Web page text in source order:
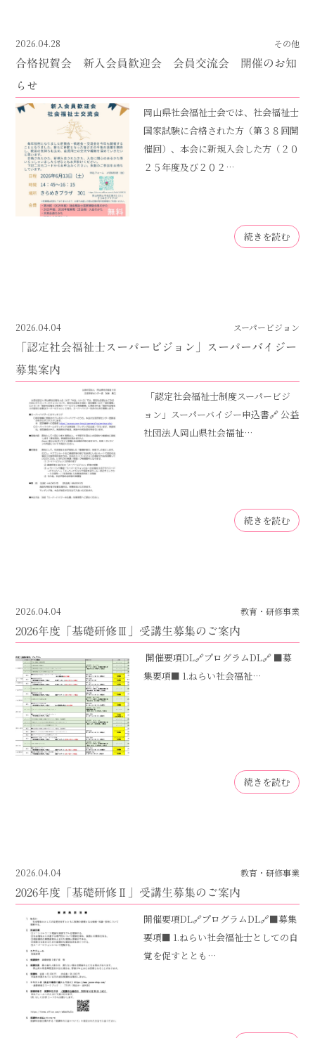
2026.04.28 その他
合格祝賀会 新入会員歓迎会 会員交流会 開催のお知
らせ
岡山県社会福祉士会では、社会福祉士
国家試験に合格された方（第３８回開
催回）、本会に新規入会した方（２０
２５年度及び２０２…
続きを読む
2026.04.04 スーパービジョン
「認定社会福祉士スーパービジョン」スーパーバイジー
募集案内
「認定社会福祉士制度スーパービジ
ョン」スーパーバイジー申込書🔗 公益
社団法人岡山県社会福祉…
続きを読む
2026.04.04 教育・研修事業
2026年度「基礎研修Ⅲ」受講生募集のご案内
開催要項DL🔗プログラムDL🔗 ■募
集要項■ 1.ねらい社会福祉…
続きを読む
2026.04.04 教育・研修事業
2026年度「基礎研修Ⅱ」受講生募集のご案内
開催要項DL🔗プログラムDL🔗■募集
要項■ 1.ねらい社会福祉士としての自
覚を促すととも…